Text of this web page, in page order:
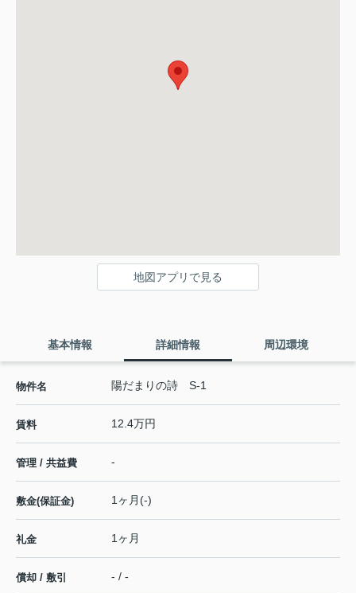
地図アプリで見る
基本情報 詳細情報 周辺環境
物件名 陽だまりの詩 S-1
賃料 12.4万円
管理 / 共益費 -
敷金(保証金) 1ヶ月(-)
礼金 1ヶ月
償却 / 敷引 - / -